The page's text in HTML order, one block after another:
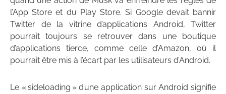
l’App Store et du Play Store. Si Google devait bannir
Twitter de la vitrine d’applications Android, Twitter
pourrait toujours se retrouver dans une boutique
d’applications tierce, comme celle d’Amazon, où il
pourrait être mis à l’écart par les utilisateurs d’Android.
Le « sideloading » d’une application sur Android signifie